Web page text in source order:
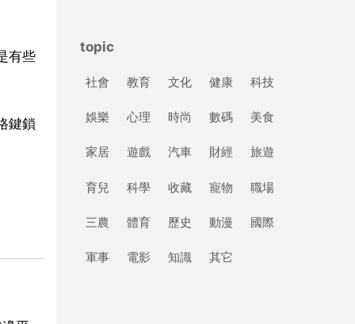
有些
鍵鎖
topic
社會 教育 文化 健康 科技
娛樂 心理 時尚 數碼 美食
家居 遊戲 汽車 財經 旅遊
育兒 科學 收藏 寵物 職場
三農 體育 歷史 動漫 國際
軍事 電影 知識 其它